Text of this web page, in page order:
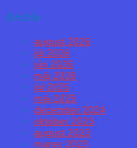
Archív
august 2026
júl 2026
jún 2026
máj 2026
júl 2025
máj 2025
december 2024
október 2023
august 2023
marec 2023